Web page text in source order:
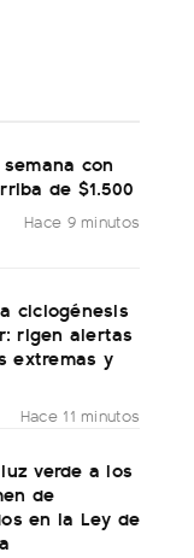
con
de $1.500
Hace 9 minutos
ciclogénesis
rigen alertas
extremas y
Hace 11 minutos
verde a los
de
en la Ley de